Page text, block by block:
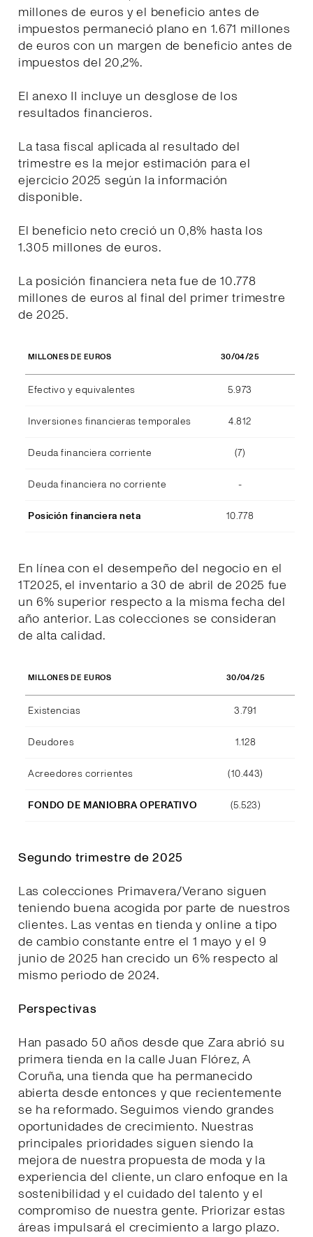
millones de euros y el beneficio antes de
impuestos permaneció plano en 1.671 millones
de euros con un margen de beneficio antes de
impuestos del 20,2%.
El anexo II incluye un desglose de los
resultados financieros.
La tasa fiscal aplicada al resultado del
trimestre es la mejor estimación para el
ejercicio 2025 según la información
disponible.
El beneficio neto creció un 0,8% hasta los
1.305 millones de euros.
La posición financiera neta fue de 10.778
millones de euros al final del primer trimestre
de 2025.
MILLONES DE EUROS 30/04/25
Efectivo y equivalentes 5.973
Inversiones financieras temporales 4.812
Deuda financiera corriente (7)
Deuda financiera no corriente -
Posición financiera neta 10.778
En línea con el desempeño del negocio en el
1T2025, el inventario a 30 de abril de 2025 fue
un 6% superior respecto a la misma fecha del
año anterior. Las colecciones se consideran
de alta calidad.
MILLONES DE EUROS 30/04/25
Existencias 3.791
Deudores 1.128
Acreedores corrientes (10.443)
FONDO DE MANIOBRA OPERATIVO (5.523)
Segundo trimestre de 2025
Las colecciones Primavera/Verano siguen
teniendo buena acogida por parte de nuestros
clientes. Las ventas en tienda y online a tipo
de cambio constante entre el 1 mayo y el 9
junio de 2025 han crecido un 6% respecto al
mismo periodo de 2024.
Perspectivas
Han pasado 50 años desde que Zara abrió su
primera tienda en la calle Juan Flórez, A
Coruña, una tienda que ha permanecido
abierta desde entonces y que recientemente
se ha reformado. Seguimos viendo grandes
oportunidades de crecimiento. Nuestras
principales prioridades siguen siendo la
mejora de nuestra propuesta de moda y la
experiencia del cliente, un claro enfoque en la
sostenibilidad y el cuidado del talento y el
compromiso de nuestra gente. Priorizar estas
áreas impulsará el crecimiento a largo plazo.